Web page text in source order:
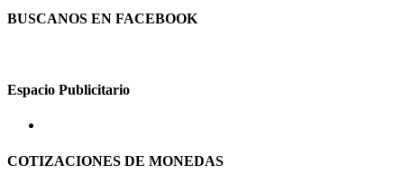
BUSCANOS EN FACEBOOK
Espacio Publicitario
COTIZACIONES DE MONEDAS